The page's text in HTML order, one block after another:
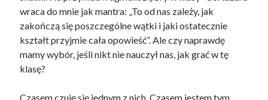
wraca do mnie jak mantra: „To od nas zależy, jak
zakończą się poszczególne wątki i jaki ostatecznie
kształt przyjmie cała opowieść”. Ale czy naprawdę
mamy wybór, jeśli nikt nie nauczył nas, jak grać w tę
klasę?
Czasem czuję się jednym z nich. Czasem jestem tym